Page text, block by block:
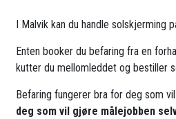
I Malvik kan du handle solskjerming
Enten booker du befaring fra en
kutter du mellomleddet og bestiller
Befaring fungerer bra for deg som
deg som vil gjøre målejobben